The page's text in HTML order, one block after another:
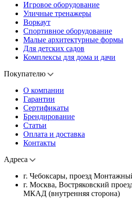
Игровое оборудование
Уличные тренажеры
Воркаут
Спортивное оборудование
Малые архитектурные формы
Для детских садов
Комплексы для дома и дачи
Покупателю
О компании
Гарантии
Сертификаты
Брендирование
Статьи
Оплата и доставка
Контакты
Адреса
г. Чебоксары, проезд
г. Москва, Востряковский
МКАД (внутренняя сторона)